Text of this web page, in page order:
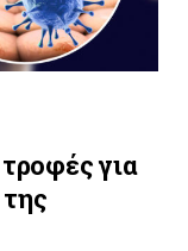
για